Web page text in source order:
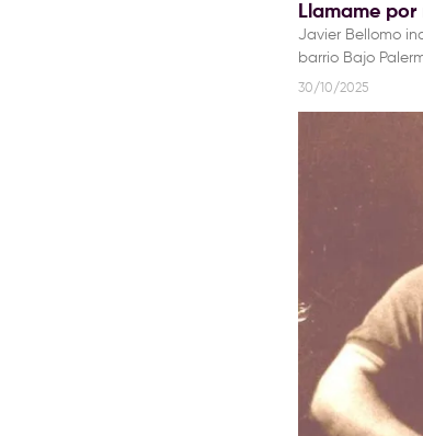
Llamame
Javier Bellomo
barrio Bajo
30/10/2025